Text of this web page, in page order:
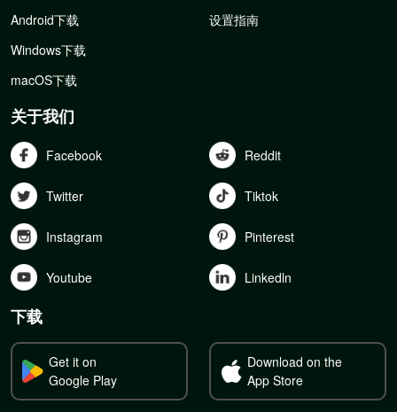
Android下载
Windows下载
macOS下载
设置指南
关于我们
Facebook Reddit
Twitter Tiktok
Instagram Pinterest
Youtube Linkedln
下载
Get it on
Google Play
Download on the
App Store